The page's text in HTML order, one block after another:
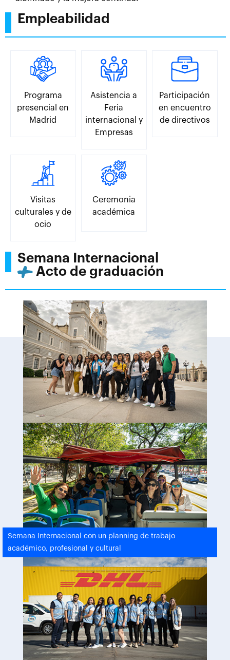
Empleabilidad
Programa
presencial en
Madrid
Asistencia a
Feria
internacional y
Empresas
Participación
en encuentro
de directivos
Visitas
culturales y de
ocio
Ceremonia
académica
Semana Internacional
Acto de graduación
Semana Internacional con un planning de trabajo
académico, profesional y cultural